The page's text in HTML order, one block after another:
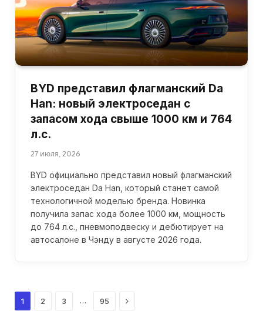
BYD представил флагманский Da
Han: новый электроседан с
запасом хода свыше 1000 км и 764
л.с.
27 июля, 2026
BYD официально представил новый флагманский
электроседан Da Han, который станет самой
технологичной моделью бренда. Новинка
получила запас хода более 1000 км, мощность
до 764 л.с., пневмоподвеску и дебютирует на
автосалоне в Чэнду в августе 2026 года.
1 2 3 … 95 Next